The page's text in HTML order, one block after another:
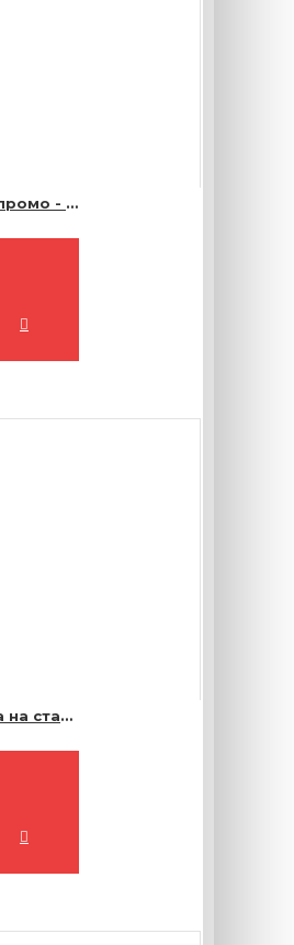
Визитки промо - 1000 шт.
Наклейка на стакан